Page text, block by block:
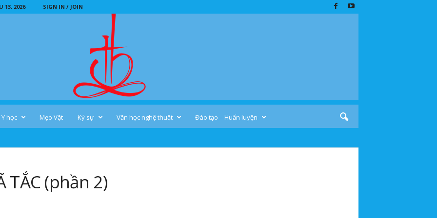
13, 2026 SIGN IN / JOIN
Y học Mẹo Vặt Ký sự Văn học nghệ thuật Đào tạo – Huấn luyện
TẮC (phần 2)